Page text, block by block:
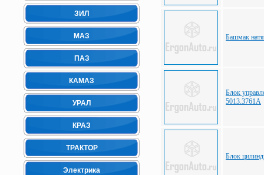
ЗИЛ
МАЗ
ПАЗ
КАМАЗ
УРАЛ
КРАЗ
ТРАКТОР
Электрика
Башмак
Блок
5013.3761А
Блок